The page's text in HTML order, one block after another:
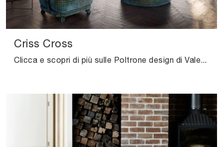
Criss Cross
Clicca e scopri di più sulle Poltrone design di Valentini! Vari modelli in tessuto, come Criss Cross, ti attendono.